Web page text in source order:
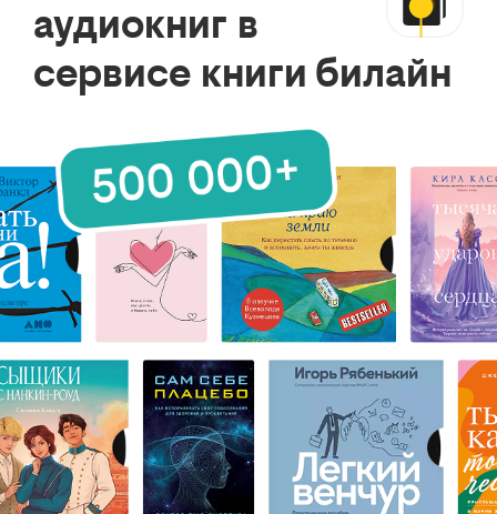
аудиокниг в
сервисе книги билайн